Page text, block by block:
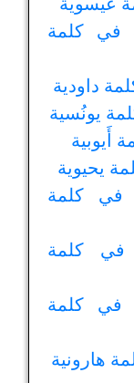
في كلمة
في كلمة
في كلمة
في كلمة